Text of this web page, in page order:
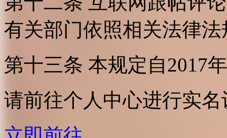
有关部门依照相关法律
第十三条 本规定自2017
请前往个人中心进行实名